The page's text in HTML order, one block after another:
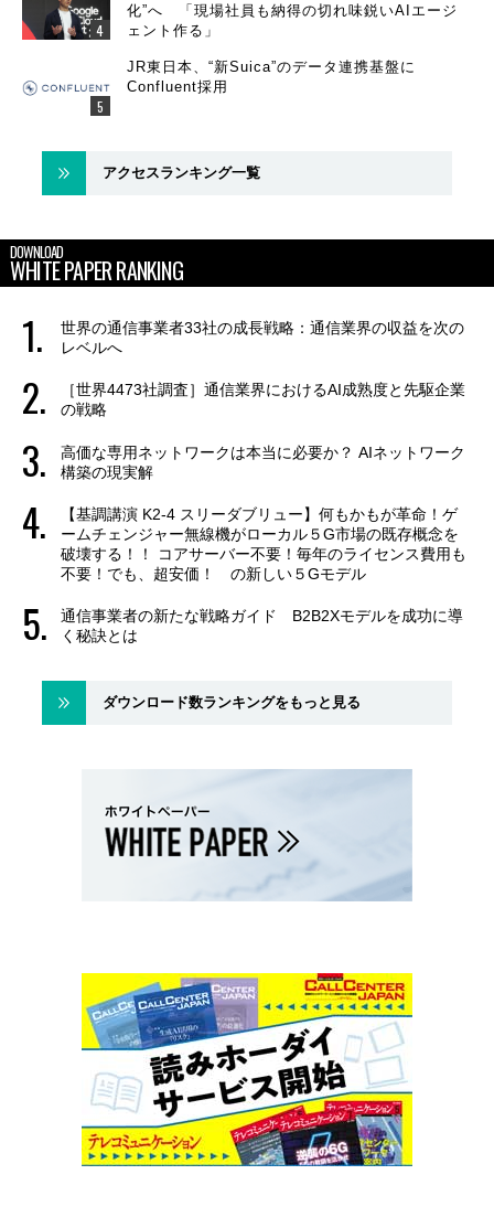
化”へ 「現場社員も納得の切れ味鋭いAIエージ
ェント作る」
JR東日本、“新Suica”のデータ連携基盤に
Confluent採用
アクセスランキング一覧
DOWNLOAD
WHITE PAPER RANKING
世界の通信事業者33社の成長戦略：通信業界の収益を次の
レベルへ
［世界4473社調査］通信業界におけるAI成熟度と先駆企業
の戦略
高価な専用ネットワークは本当に必要か？ AIネットワーク
構築の現実解
【基調講演 K2-4 スリーダブリュー】何もかもが革命！ゲ
ームチェンジャー無線機がローカル５G市場の既存概念を
破壊する！！ コアサーバー不要！毎年のライセンス費用も
不要！でも、超安価！ の新しい５Gモデル
通信事業者の新たな戦略ガイド B2B2Xモデルを成功に導
く秘訣とは
ダウンロード数ランキングをもっと見る